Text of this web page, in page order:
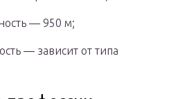
— 950 м;
— зависит от типа